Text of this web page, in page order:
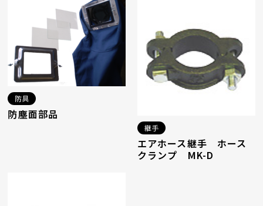
防具
防塵面部品
継手
エアホース継手 ホース
クランプ MK-D